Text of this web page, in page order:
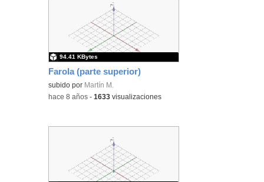
Farola (parte superior)
subido por Martín M.
94.41 KBytes
-hace 8 años -1633 visualizaciones